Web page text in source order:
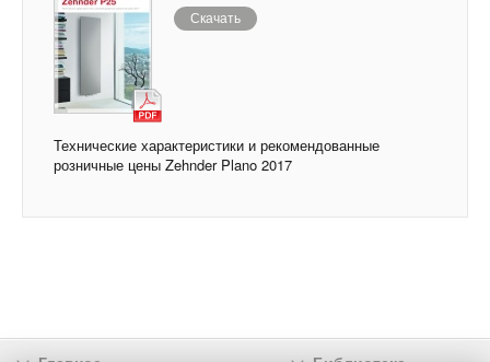
Скачать
Технические характеристики и рекомендованные
розничные цены Zehnder Plano 2017